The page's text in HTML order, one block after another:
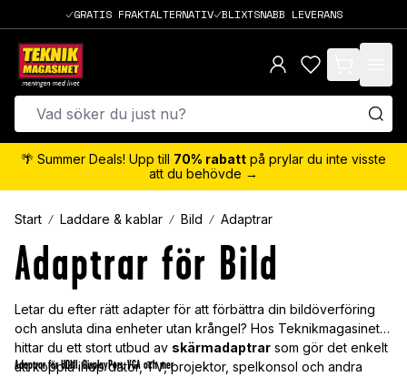
GRATIS FRAKTALTERNATIV BLIXTSNABB LEVERANS
items in cart,
🌴 Summer Deals! Upp till 70% rabatt på prylar du inte visste
att du behövde →
Start Laddare & kablar Bild Adaptrar
Adaptrar för Bild
Letar du efter rätt adapter för att förbättra din bildöverföring
och ansluta dina enheter utan krångel? Hos Teknikmagasinet
hittar du ett stort utbud av skärmadaptrar som gör det enkelt
att koppla ihop dator, TV, projektor, spelkonsol och andra
Adaptrar för HDMI, DisplayPort, VGA och mer